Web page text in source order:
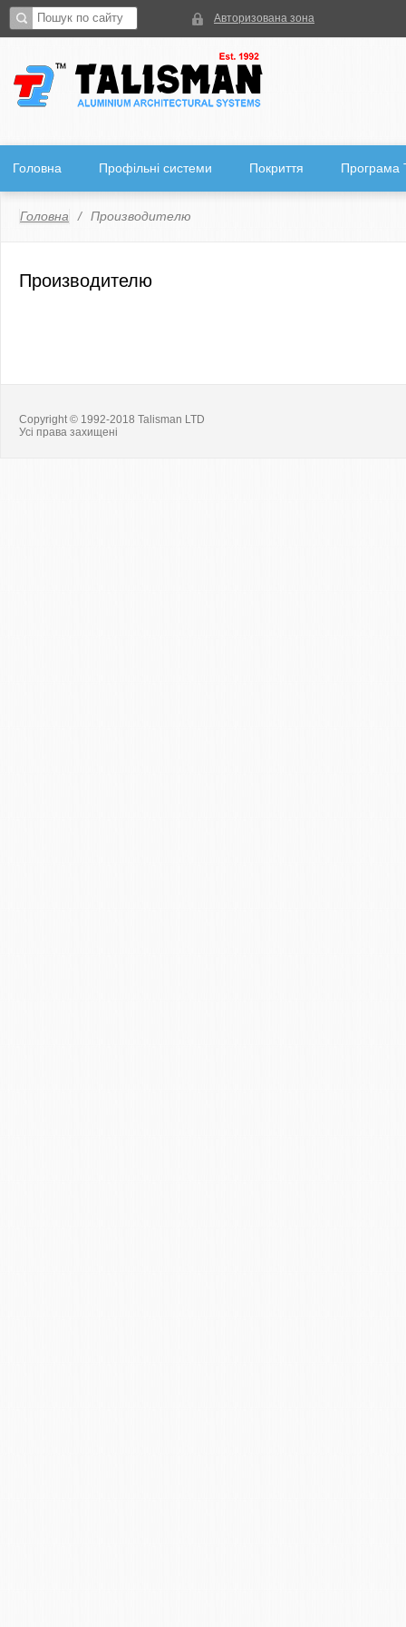
Авторизована зона
Головна Профільні системи Покриття Програма
Головна Производителю
Производителю
Copyright © 1992-2018 Talisman LTD
Усі права захищені